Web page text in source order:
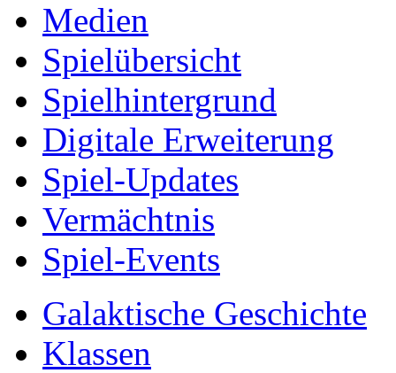
Medien
Spielübersicht
Spielhintergrund
Digitale Erweiterung
Spiel-Updates
Vermächtnis
Spiel-Events
Galaktische Geschichte
Klassen